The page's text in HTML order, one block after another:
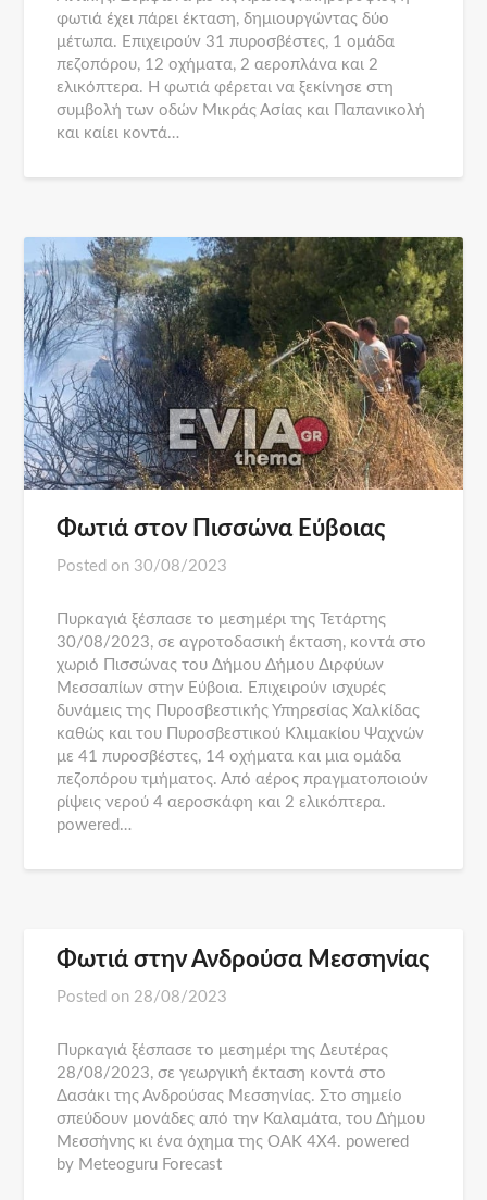
φωτιά έχει πάρει έκταση, δημιουργώντας δύο
μέτωπα. Επιχειρούν 31 πυροσβέστες, 1 ομάδα
πεζοπόρου, 12 οχήματα, 2 αεροπλάνα και 2
ελικόπτερα. Η φωτιά φέρεται να ξεκίνησε στη
συμβολή των οδών Μικράς Ασίας και Παπανικολή
και καίει κοντά…
Φωτιά στον Πισσώνα Εύβοιας
Posted on 30/08/2023
Πυρκαγιά ξέσπασε το μεσημέρι της Τετάρτης
30/08/2023, σε αγροτοδασική έκταση, κοντά στο
χωριό Πισσώνας του Δήμου Δήμου Διρφύων
Μεσσαπίων στην Εύβοια. Επιχειρούν ισχυρές
δυνάμεις της Πυροσβεστικής Υπηρεσίας Χαλκίδας
καθώς και του Πυροσβεστικού Κλιμακίου Ψαχνών
με 41 πυροσβέστες, 14 οχήματα και μια ομάδα
πεζοπόρου τμήματος. Από αέρος πραγματοποιούν
ρίψεις νερού 4 αεροσκάφη και 2 ελικόπτερα.
powered…
Φωτιά στην Ανδρούσα Μεσσηνίας
Posted on 28/08/2023
Πυρκαγιά ξέσπασε το μεσημέρι της Δευτέρας
28/08/2023, σε γεωργική έκταση κοντά στο
Δασάκι της Ανδρούσας Μεσσηνίας. Στο σημείο
σπεύδουν μονάδες από την Καλαμάτα, του Δήμου
Μεσσήνης κι ένα όχημα της ΟΑΚ 4Χ4. powered
by Meteoguru Forecast